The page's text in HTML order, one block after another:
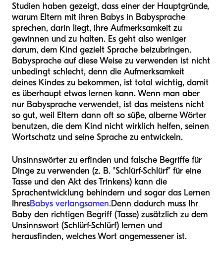
Studien haben gezeigt, dass einer der Hauptgründe,
warum Eltern mit ihren Babys in Babysprache
sprechen, darin liegt, ihre Aufmerksamkeit zu
gewinnen und zu halten. Es geht also weniger
darum, dem Kind gezielt Sprache beizubringen.
Babysprache auf diese Weise zu verwenden ist nicht
unbedingt schlecht, denn die Aufmerksamkeit
deines Kindes zu bekommen, ist total wichtig, damit
es überhaupt etwas lernen kann. Wenn man aber
nur Babysprache verwendet, ist das meistens nicht
so gut, weil Eltern dann oft so süße, alberne Wörter
benutzen, die dem Kind nicht wirklich helfen, seinen
Wortschatz und seine Sprache zu entwickeln.
Unsinnswörter zu erfinden und falsche Begriffe für
Dinge zu verwenden (z. B. "Schlürf-Schlürf" für eine
Tasse und den Akt des Trinkens) kann die
Sprachentwicklung behindern und sogar das Lernen
IhresBabys verlangsamen.Denn dadurch muss Ihr
Baby den richtigen Begriff (Tasse) zusätzlich zu dem
Unsinnswort (Schlürf-Schlürf) lernen und
herausfinden, welches Wort angemessener ist.